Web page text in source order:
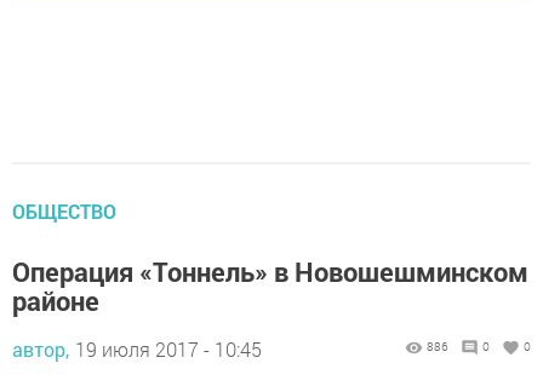
ОБЩЕСТВО
Операция «Тоннель» в Новошешминском
районе
автор, 19 июля 2017 - 10:45 886 0 0